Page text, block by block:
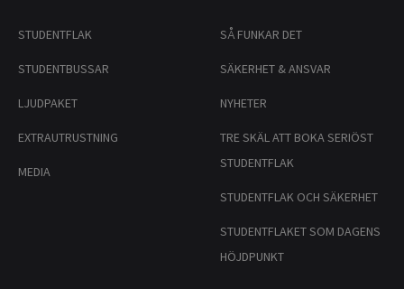
STUDENTFLAK
STUDENTBUSSAR
LJUDPAKET
EXTRAUTRUSTNING
MEDIA
SÅ FUNKAR DET
SÄKERHET & ANSVAR
NYHETER
TRE SKÄL ATT BOKA SERIÖST
STUDENTFLAK
STUDENTFLAK OCH SÄKERHET
STUDENTFLAKET SOM DAGENS
HÖJDPUNKT